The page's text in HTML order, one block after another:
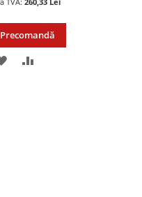
Precomandă
ADAUGATI